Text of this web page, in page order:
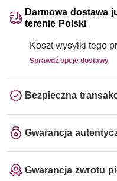
Darmowa dostawa
terenie Polski
Koszt wysyłki tego
Sprawdź opcje dostawy
Bezpieczna
Gwarancja
Gwarancja zwrotu